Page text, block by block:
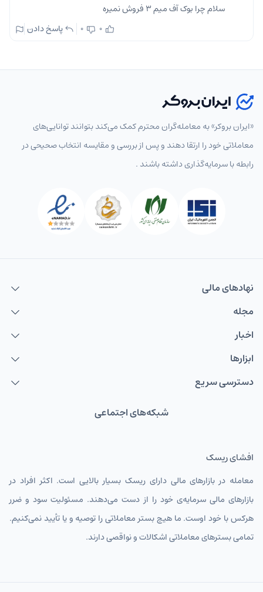
سلام چرا بوک آف میم ۳ فروش نمیره
0
0 پاسخ دادن
«ایران بروکر» به معامله‌گران محترم کمک می‌کند بتوانند توانایی‌های
معاملاتی خود را ارتقا دهند و پس از بررسی و مقایسه انتخاب‌ صحیحی در
رابطه با سرمایه‌گذاری داشته باشند .
نهاد‌های مالی
مجله
اخبار
ابزارها
دسترسی سریع
شبکه‌های اجتماعی
افشای ریسک
معامله در بازارهای مالی دارای ریسک بسیار بالایی است. اکثر افراد در
بازارهای مالی سرمایه‌ی خود را از دست می‌دهند. مسئولیت سود و ضرر
هرکس با خود اوست. ما هیچ بستر معاملاتی را توصیه و یا تأیید نمی‌کنیم.
تمامی بسترهای معاملاتی اشکالات و نواقصی دارند.